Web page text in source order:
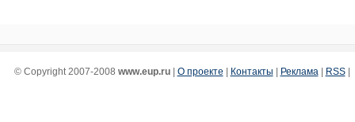
© Copyright 2007-2008 www.eup.ru| О проекте Контакты Реклама| RSS|